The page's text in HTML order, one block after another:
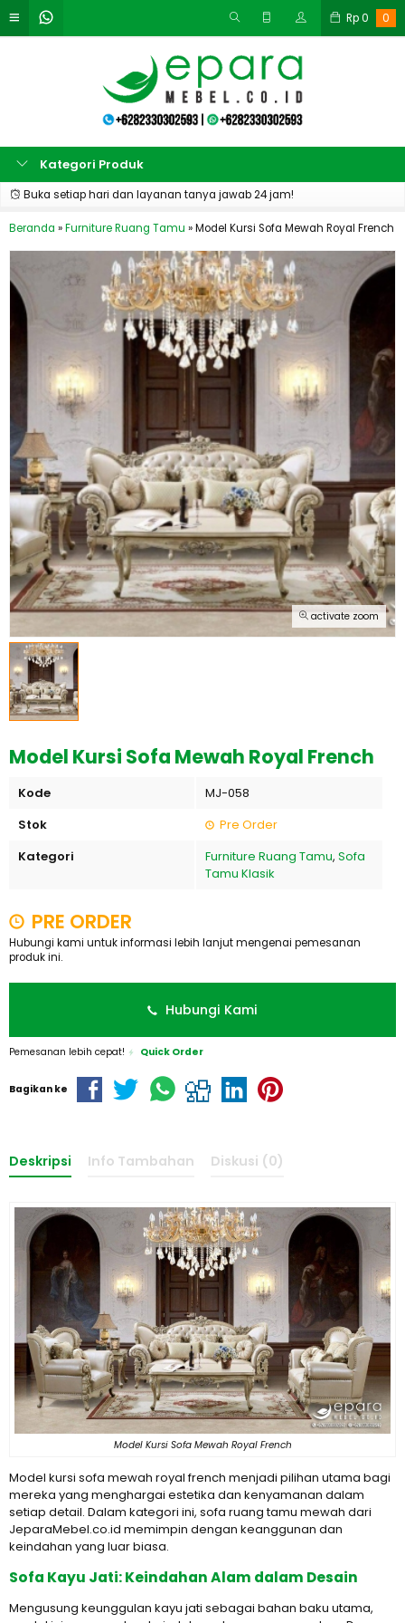
Rp0 0
Kategori Produk
Buka setiap hari dan layanan tanya jawab 24 jam!
Beranda »Furniture Ruang Tamu »Model Kursi Sofa Mewah Royal French
activate zoom
Model Kursi Sofa Mewah Royal French
Kode
MJ-058
Stok
Pre Order
Kategori
Furniture Ruang Tamu, Sofa
Tamu Klasik
PRE ORDER
Hubungi kami untuk informasi lebih lanjut mengenai pemesanan
produk ini.
Hubungi Kami
Pemesanan lebih cepat! Quick Order
Bagikan ke
Deskripsi Info Tambahan Diskusi (0)
Model Kursi Sofa Mewah Royal French
Model kursi sofa mewah royal french menjadi pilihan utama bagi
mereka yang menghargai estetika dan kenyamanan dalam
setiap detail. Dalam kategori ini, sofa ruang tamu mewah dari
JeparaMebel.co.id memimpin dengan keanggunan dan
keindahan yang luar biasa.
Sofa Kayu Jati: Keindahan Alam dalam Desain
Mengusung keunggulan kayu jati sebagai bahan baku utama,